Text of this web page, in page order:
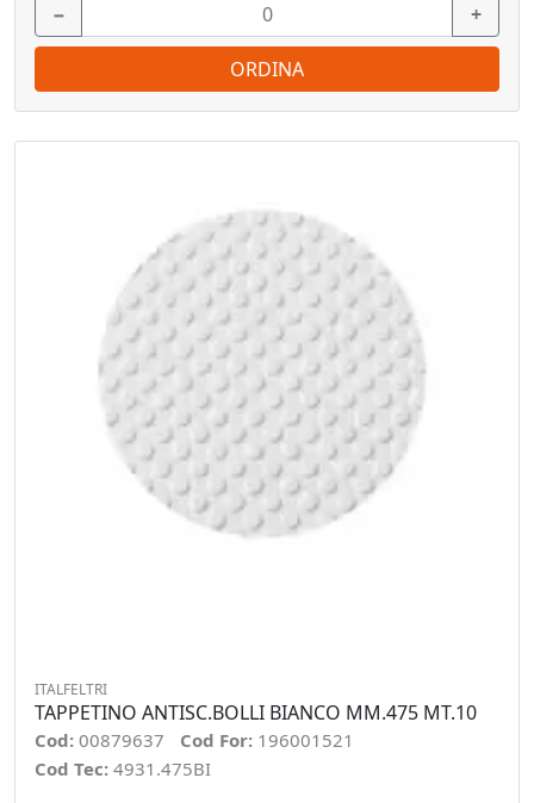
− +
ORDINA
ITALFELTRI
TAPPETINO ANTISC.BOLLI BIANCO MM.475 MT.10
Cod: 00879637 Cod For: 196001521
Cod Tec: 4931.475BI